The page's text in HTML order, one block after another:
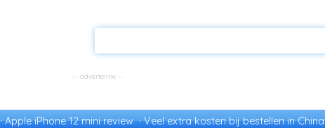
Apple iPhone 12 mini review Veel extra kosten bij bestellen in China